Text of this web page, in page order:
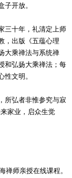
子开放。
三十年，礼清定上师
，出版《五蕴心理
大乘禅法与系统禅
和弘扬大乘禅法；每
文明。
所弘者非惟参究与寂
家业，启众生觉
禅师亲授在线课程。